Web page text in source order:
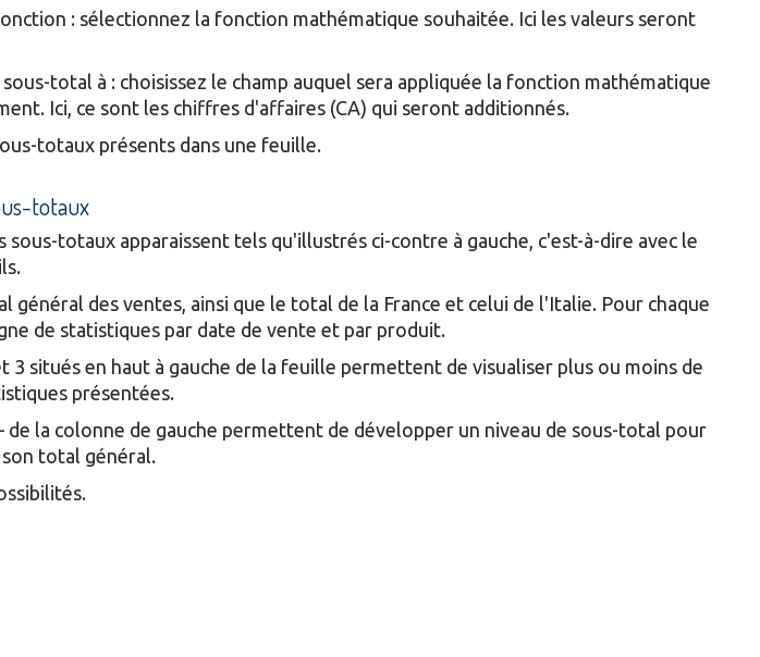
: sélectionnez la fonction mathématique souhaitée. Ici les valeurs seront
total à : choisissez le champ auquel sera appliquée la fonction mathématique
Ici, ce sont les chiffres d'affaires (CA) qui seront additionnés.
totaux présents dans une feuille.
totaux
sous-totaux apparaissent tels qu'illustrés ci-contre à gauche, c'est-à-dire avec le
général des ventes, ainsi que le total de la France et celui de l'Italie. Pour chaque
de statistiques par date de vente et par produit.
3 situés en haut à gauche de la feuille permettent de visualiser plus ou moins de
présentées.
de la colonne de gauche permettent de développer un niveau de sous-total pour
total général.